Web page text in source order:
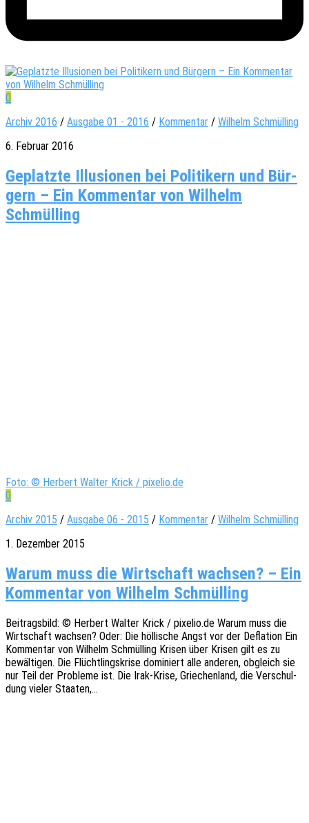
0
Archiv 2016 / Ausgabe 01 - 2016 / Kommentar / Wilhelm Schmülling
6. Februar 2016
Geplatzte Illu­sio­nen bei Poli­ti­kern und Bür­
gern – Ein Kom­men­tar von Wil­helm
Schmülling
Foto: © Herbert Walter Krick / pixelio.de
0
Archiv 2015 / Ausgabe 06 - 2015 / Kommentar / Wilhelm Schmülling
1. Dezember 2015
Warum muss die Wirtschaft wachsen? – Ein
Kommentar von Wilhelm Schmülling
Beitrags­bild: © Herbert Walter Krick / pixelio.de Warum muss die
Wirt­schaft wach­sen? Oder: Die hölli­sche Angst vor der Defla­ti­on Ein
Kommen­tar von Wilhelm Schmül­l­ing Krisen über Krisen gilt es zu
bewäl­ti­gen. Die Flücht­lings­kri­se domi­niert alle ande­ren, obgleich sie
nur Teil der Proble­me ist. Die Irak-Krise, Grie­chen­land, die Verschul­
dung vieler Staaten,…